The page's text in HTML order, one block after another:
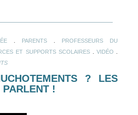
PARENTS
PROFESSEURS DU
ET SUPPORTS SCOLAIRES. VIDÉO
? LES
!